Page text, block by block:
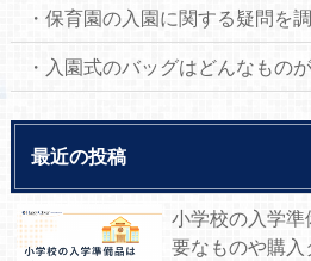
・保育園の入園に関する疑問を
・入園式のバッグはどんなもの
最近の投稿
小学校の入学
要なものや購